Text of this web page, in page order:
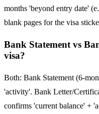
months 'beyond entry date'
blank pages for the visa
Bank Statement vs
visa?
Both: Bank Statement (6-
'activity'. Bank Letter/
confirms 'current balance' +